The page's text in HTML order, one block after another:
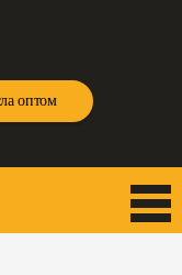
оптом